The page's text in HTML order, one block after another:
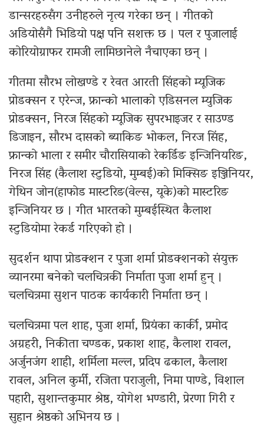
डान्सरहरुसँग उनीहरुले नृत्य गरेका छन् । गीतको
अडियोसँगै भिडियो पक्ष पनि सशक्त छ । पल र पुजालाई
कोरियोग्राफर रामजी लामिछानेले नँचाएका छन् ।
गीतमा सौरभ लोखण्डे र रेवत आरती सिंहको म्यूजिक
प्रोडक्सन र एरेन्ज, फ्रान्को भालाको एडिसनल म्युजिक
प्रोडक्सन, निरज सिंहको म्यूजिक सुपरभाइजर र साउण्ड
डिजाइन, सौरभ दासको ब्याकिङ भोकल, निरज सिंह,
फ्रान्को भाला र समीर चौरासियाको रेकर्डिङ इन्जिनियरिङ,
निरज सिंह (कैलाश स्टुडियो, मुम्बई)को मिक्सिङ इञ्जिनियर,
गेथिन जोन(हाफोड मास्टरिङ(वेल्स, यूके)को मास्टरिङ
इन्जिनियर छ । गीत भारतको मुम्बईस्थित कैलाश
स्टुडियोमा रेकर्ड गरिएको हो ।
सुदर्शन थापा प्रोडक्शन र पुजा शर्मा प्रोडक्शनको संयुक्त
व्यानरमा बनेको चलचित्रकी निर्माता पुजा शर्मा हुन् ।
चलचित्रमा सुशन पाठक कार्यकारी निर्माता छन् ।
चलचित्रमा पल शाह, पुजा शर्मा, प्रियंका कार्की, प्रमोद
अग्रहरी, निकीता चण्डक, प्रकाश शाह, कैलाश रावल,
अर्जुनजंग शाही, शर्मिला मल्ल, प्रदिप ढकाल, कैलाश
रावल, अनिल कुर्मी, रजिता पराजुली, निमा पाण्डे, विशाल
पहारी, सुशान्तकुमार श्रेष्ठ, योगेश भण्डारी, प्रेरणा गिरी र
सुहान श्रेष्ठको अभिनय छ ।